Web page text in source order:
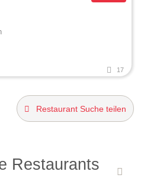
17
Restaurant Suche teilen
Restaurants